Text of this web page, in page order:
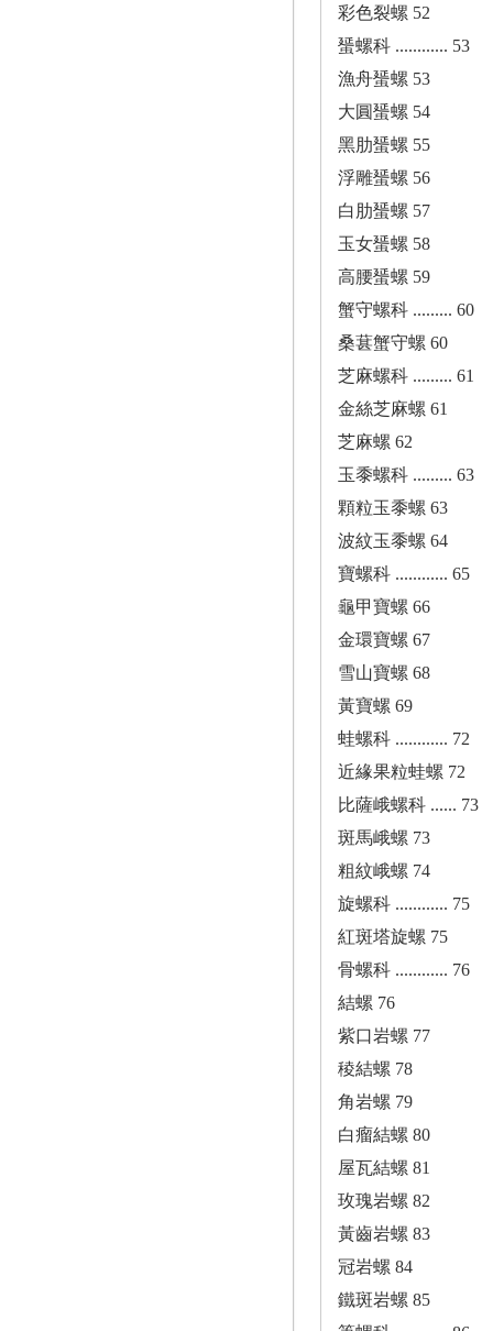
彩色裂螺 52
蜑螺科 ............ 53
漁舟蜑螺 53
大圓蜑螺 54
黑肋蜑螺 55
浮雕蜑螺 56
白肋蜑螺 57
玉女蜑螺 58
高腰蜑螺 59
蟹守螺科 ......... 60
桑葚蟹守螺 60
芝麻螺科 ......... 61
金絲芝麻螺 61
芝麻螺 62
玉黍螺科 ......... 63
顆粒玉黍螺 63
波紋玉黍螺 64
寶螺科 ............ 65
龜甲寶螺 66
金環寶螺 67
雪山寶螺 68
黃寶螺 69
蛙螺科 ............ 72
近緣果粒蛙螺 72
比薩峨螺科 ...... 73
斑馬峨螺 73
粗紋峨螺 74
旋螺科 ............ 75
紅斑塔旋螺 75
骨螺科 ............ 76
結螺 76
紫口岩螺 77
稜結螺 78
角岩螺 79
白瘤結螺 80
屋瓦結螺 81
玫瑰岩螺 82
黃齒岩螺 83
冠岩螺 84
鐵斑岩螺 85